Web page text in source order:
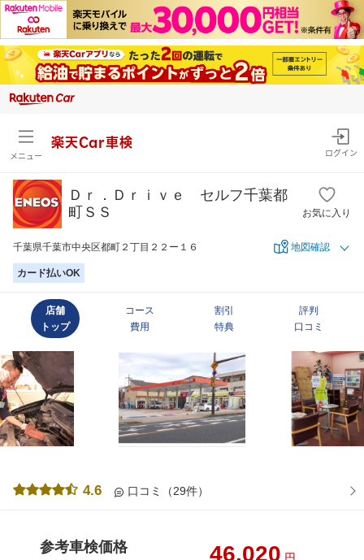
メニュー
楽天Car車検
ログイン
Ｄｒ．Ｄｒｉｖｅ セルフ千葉都
町ＳＳ
お気に入り
千葉県千葉市中央区都町２丁目２２ー１６ 地図確認
カード払いOK
店舗
トップ
コース
費用
割引
特典
評判
口コミ
4.6 口コミ（29件）
参考車検価格 46,020